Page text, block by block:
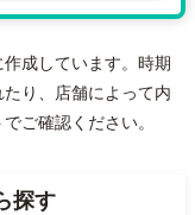
成しています。時期
り、店舗によって内
ご確認ください。
探す